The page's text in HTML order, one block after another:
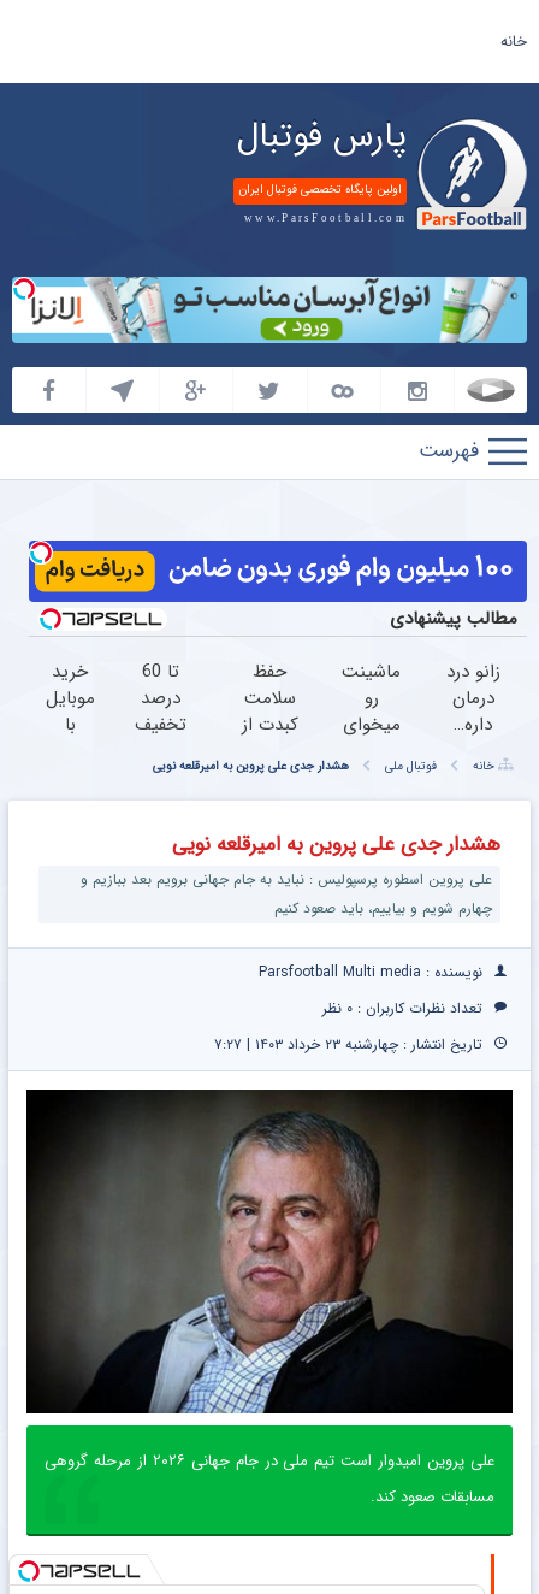
خانه
پارس فوتبال
اولین پایگاه تخصصی فوتبال ایران
www.ParsFootball.com
پارس
فوتبال
مطالب پیشنهادی
زانو درد
درمان
داره…
هنوز
داری
بهش
ظلم
می‌کنی؟
ماشینت
رو
میخوای
؟ اینجا
با
یکروزه
بفروش
حفظ
سلامت
کبدت از
شب
واجبتره!
تا 60
درصد
تخفیف
جین
وست +
قسط
خرید
موبایل
با
در ۴
سود و
خانه فوتبال ملی هشدار جدی علی پروین به امیرقلعه نویی
هشدار جدی علی پروین به امیرقلعه نویی
علی پروین اسطوره پرسپولیس : نباید به جام جهانی برویم بعد ببازیم و
چهارم شویم و بیاییم، باید صعود کنیم
نویسنده : Parsfootball Multi media
تعداد نظرات کاربران : ۰ نظر
تاریخ انتشار : چهارشنبه ۲۳ خرداد ۱۴۰۳ | ۷:۲۷
علی پروین امیدوار است تیم ملی در جام جهانی ۲۰۲۶ از مرحله گروهی
مسابقات صعود کند.